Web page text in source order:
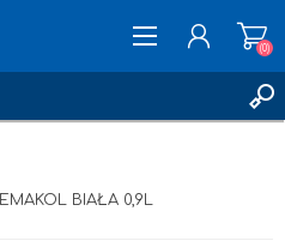
(0)
EMAKOL BIAŁA 0,9L